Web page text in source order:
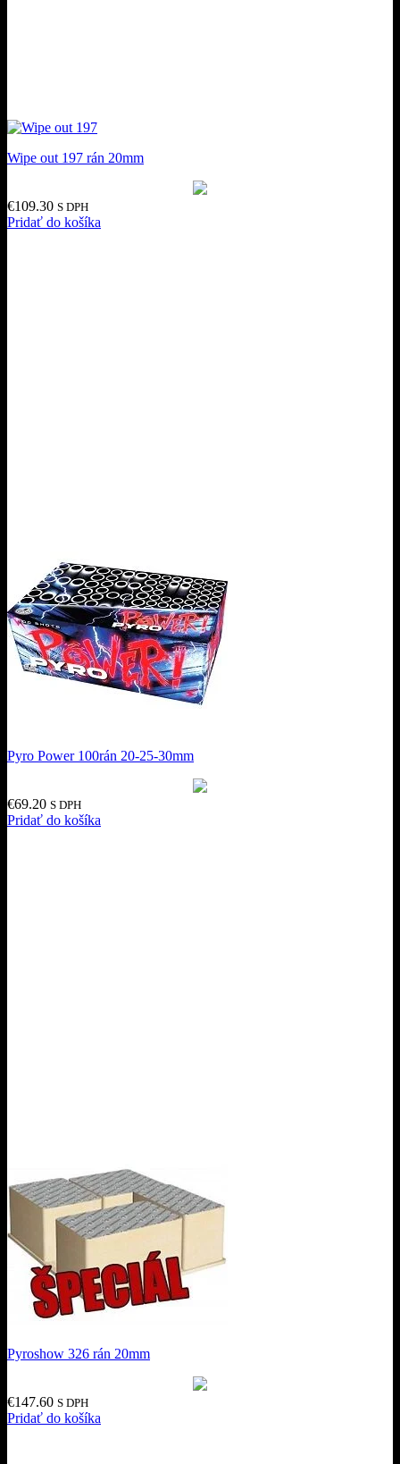
Wipe out 197 rán 20mm
€109.30 S DPH
Pridať do košíka
Pyro Power 100rán 20-25-30mm
€69.20 S DPH
Pridať do košíka
Pyroshow 326 rán 20mm
€147.60 S DPH
Pridať do košíka